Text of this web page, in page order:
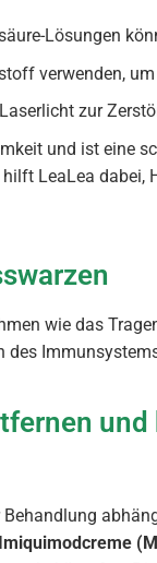
Lösungen
verwenden,
zur
und ist eine
LeaLea dabei,
wie das
Behandlung